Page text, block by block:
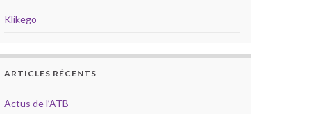
Klikego
ARTICLES RÉCENTS
Actus de l’ATB